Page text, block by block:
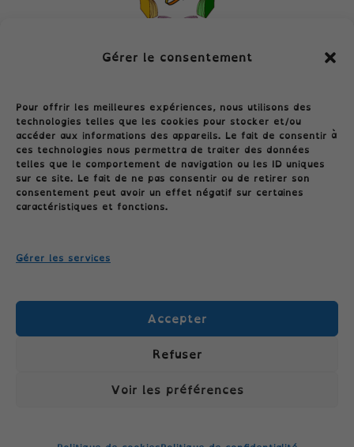
Gérer le consentement
Pour offrir les meilleures expériences, nous utilisons des
technologies telles que les cookies pour stocker et/ou
accéder aux informations des appareils. Le fait de consentir à
ces technologies nous permettra de traiter des données
telles que le comportement de navigation ou les ID uniques
sur ce site. Le fait de ne pas consentir ou de retirer son
consentement peut avoir un effet négatif sur certaines
caractéristiques et fonctions.
Gérer les services
Accepter
Refuser
Voir les préférences
Conditions générales
Politique de cookies (UE)
Politique de confidentialité
TÉLÉPHONE: 06.04.09.26.45 //